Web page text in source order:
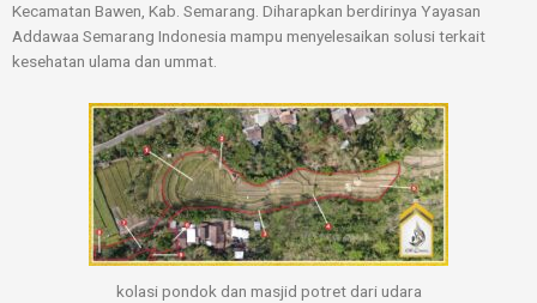
Kecamatan Bawen, Kab. Semarang. Diharapkan berdirinya Yayasan
Addawaa Semarang Indonesia mampu menyelesaikan solusi terkait
kesehatan ulama dan ummat.
kolasi pondok dan masjid potret dari udara